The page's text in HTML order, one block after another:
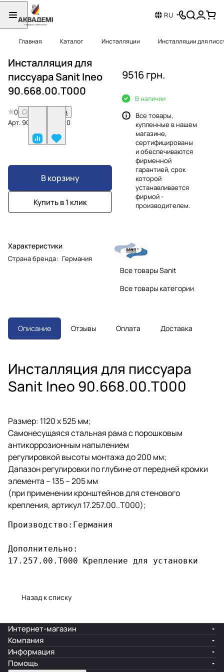
RU
Главная Каталог Инсталляции Инсталляции для
Инсталляция для
писсуара Sanit Ineo
90.668.00.T000
0
Нет отзывов
Арт.90.668.00.T000
В корзину
Купить в 1 клик
Характеристики
Страна бренда: Германия
9516 грн.
В наличии
Все товары,
купленные в нашем
магазине,
сертифицированы
и обеспечиваются
фирменной
гарантией, срок
которой
устанавливается
фирмой -
производителем.
Все товары Sanit
Все товары категории
Описание Отзывы Оплата Доставка
Инсталляция для писсуара
Sanit Ineo 90.668.00.T000
Размер: 1120 x 525 мм;
Самонесущаяся стальная рама с порошковым
антикоррозионным напылением
регулировкой высоты монтажа до 200 мм;
Дапазон регулировки по глубине от передней кромки
элемента – 135 – 205 мм
(при применении кронштейнов для стенового
крепления, артикул 17.257.00..T000);
Производство:Германия
Дополнительно:
17.257.00.T000 Крепление для установки
Назад к списку
Интернет-магазин
Компания
Информация
Помощь